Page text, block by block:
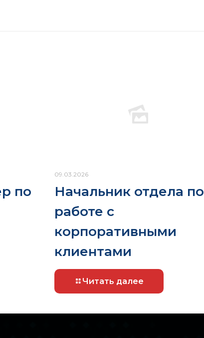
по
09.03.2026
Начальник отдела по
работе с
корпоративными
клиентами
Читать далее